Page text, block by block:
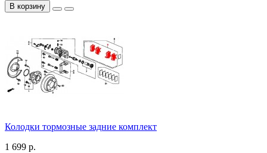
В корзину
Колодки тормозные задние комплект
1 699 р.